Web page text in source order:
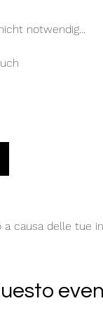
notwendig...
causa delle tue